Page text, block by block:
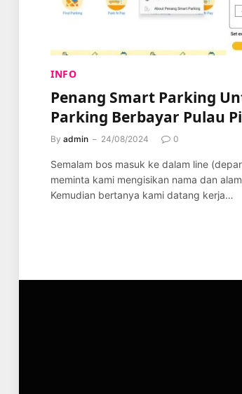
INFO
Penang Smart Parking
Parking Berbayar Pulau
By admin 24/08/2024 0
Semalam bos masuk ke dalam line
meminta kami mengisikan nama dan
Kemudian bertanya kami datang kerja…